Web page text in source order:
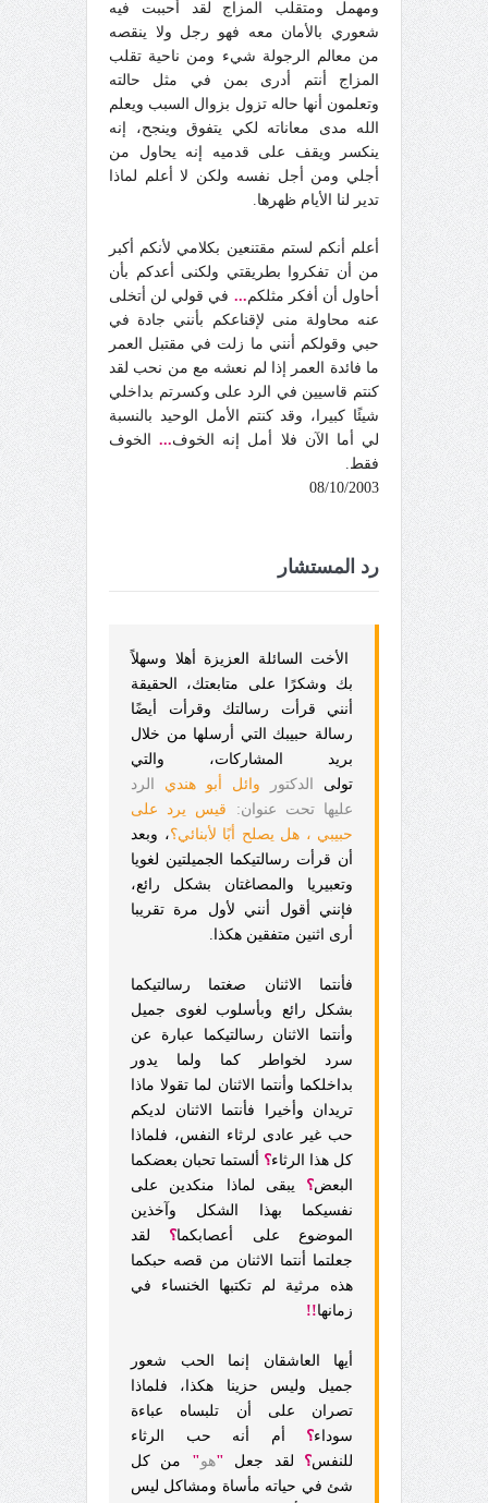
ومهمل ومتقلب المزاج لقد أحببت فيه
شعوري بالأمان معه فهو رجل ولا ينقصه
من معالم الرجولة شيء ومن ناحية تقلب
المزاج أنتم أدرى بمن في مثل حالته
وتعلمون أنها حاله تزول بزوال السبب ويعلم
الله مدى معاناته لكي يتفوق وينجح، إنه
ينكسر ويقف على قدميه إنه يحاول من
أجلي ومن أجل نفسه ولكن لا أعلم لماذا
تدير لنا الأيام ظهرها.
أعلم أنكم لستم مقتنعين بكلامي لأنكم أكبر
من أن تفكروا بطريقتي ولكنى أعدكم بأن
أحاول أن أفكر مثلكم ... في قولي لن أتخلى
عنه محاولة منى لإقناعكم بأنني جادة في
حبي وقولكم أنني ما زلت في مقتبل العمر
ما فائدة العمر إذا لم نعشه مع من نحب لقد
كنتم قاسيين في الرد على وكسرتم بداخلي
شيئًا كبيرا، وقد كنتم الأمل الوحيد بالنسبة
لي أما الآن فلا أمل إنه الخوف...الخوف
فقط.
08/10/2003
رد المستشار
الأخت السائلة العزيزة أهلا وسهلاً
بك وشكرًا على متابعتك، الحقيقة
أنني قرأت رسالتك وقرأت أيضًا
رسالة حبيبك التي أرسلها من خلال
بريد المشاركات، والتي
تولى
الدكتور وائل أبو هندي الرد
عليها تحت عنوان: قيس يرد على
حبيبي ، هل يصلح أبًا لأبنائي؟، وبعد
أن قرأت رسالتيكما الجميلتين لغويا
وتعبيريا والمصاغتان بشكل رائع،
فإنني أقول أنني لأول مرة تقريبا
أرى اثنين متفقين هكذا.
فأنتما الاثنان صغتما رسالتيكما
بشكل رائع وبأسلوب لغوى جميل
وأنتما الاثنان رسالتيكما عبارة عن
سرد لخواطر كما ولما يدور
بداخلكما وأنتما الاثنان لما تقولا ماذا
تريدان وأخيرا فأنتما الاثنان لديكم
حب غير عادى لرثاء النفس، فلماذا
كل هذا الرثاء؟
ألستما تحبان بعضكما
البعض؟
يبقى لماذا منكدين على
نفسيكما بهذا الشكل وآخذين
الموضوع على أعصابكما؟
لقد
جعلتما أنتما الاثنان من قصه حبكما
هذه مرثية لم تكتبها الخنساء في
زمانها!!
أيها العاشقان إنما الحب شعور
جميل وليس حزينا هكذا، فلماذا
تصران على أن تلبساه عباءة
سوداء؟
أم أنه حب الرثاء
للنفس؟ لقد جعل "هو"
من كل
شئ في حياته مأساة ومشاكل ليس